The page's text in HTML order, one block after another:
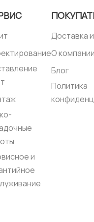
и
Доставка
О
Блог
Политика